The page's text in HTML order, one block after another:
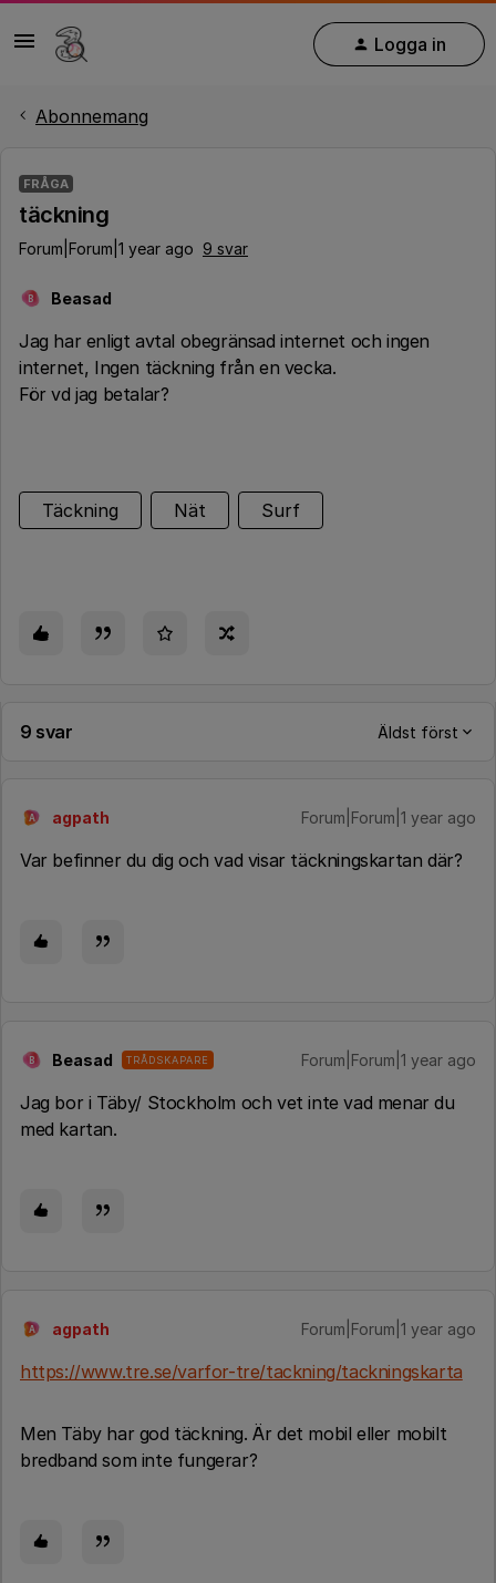
Logga in
Abonnemang
FRÅGA
täckning
Forum|Forum|1 year ago 9 svar
B Beasad
Jag har enligt avtal obegränsad internet och ingen
internet, Ingen täckning från en vecka.
För vd jag betalar?
Täckning Nät Surf
9 svar Äldst först
A agpath Forum|Forum|1 year ago
Var befinner du dig och vad visar täckningskartan där?
B Beasad TRÅDSKAPARE Forum|Forum|1 year ago
Jag bor i Täby/ Stockholm och vet inte vad menar du
med kartan.
A agpath Forum|Forum|1 year ago
https://www.tre.se/varfor-tre/tackning/tackningskarta
Men Täby har god täckning. Är det mobil eller mobilt
bredband som inte fungerar?